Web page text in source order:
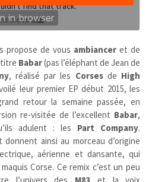
propose de vous ambiancer et de
titre Babar(pas l’éléphant de Jean de
, réalisé par les Corsesde High
leur premier EP début 2015, les
retour la semaine passée, en
re-visitée de l’excellent Babar,
adulent : les Part Company.
ainsi au morceau d’origine
aérienne et dansante, qui
Corse. Ce remix c’est un peu